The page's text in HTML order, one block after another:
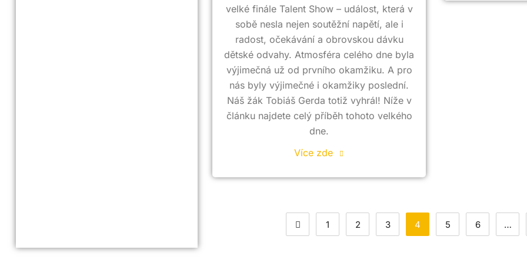
velké finále Talent Show – událost, která v
sobě nesla nejen soutěžní napětí, ale i
radost, očekávání a obrovskou dávku
dětské odvahy. Atmosféra celého dne byla
výjimečná už od prvního okamžiku. A pro
nás byly výjimečné i okamžiky poslední.
Náš žák Tobiáš Gerda totiž vyhrál! Níže v
článku najdete celý příběh tohoto velkého
dne.
Více zde
1 2 3 4 5 6 …